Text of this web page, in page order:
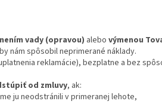
vady (opravou) alebo výmenou
nám spôsobil neprimerané náklady.
reklamácie), bezplatne a bez
od zmluvy, ak:
ju neodstránili v primeranej lehote,